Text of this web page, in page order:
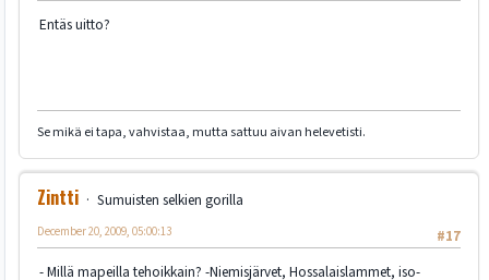
Entäs uitto?
Se mikä ei tapa, vahvistaa, mutta sattuu aivan helevetisti.
Zintti
Sumuisten selkien gorilla
#17
December 20, 2009, 05:00:13
- Millä mapeilla tehoikkain? -Niemisjärvet, Hossalaislammet, iso-